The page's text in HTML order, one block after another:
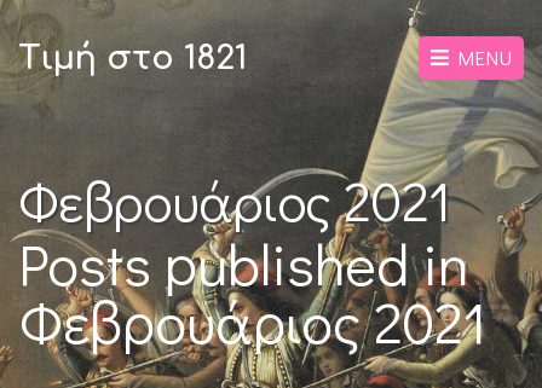
Τιμή στο 1821 MENU
Φεβρουάριος 2021
Posts published in
Φεβρουάριος 2021